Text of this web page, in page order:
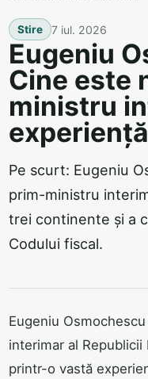
Stire 7 iul. 2026
Eugeniu
Cine este
ministru
Pe scurt: Eugeniu
prim-ministru
trei continente și a
Codului fiscal.
Eugeniu
interimar al
printr-o vastă